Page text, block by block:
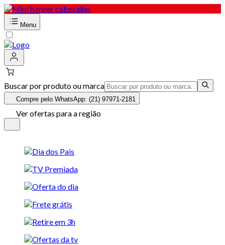
Menu
Buscar por produto ou marca
Compre pelo WhatsApp: (21) 97971-2181
Ver ofertas para a região